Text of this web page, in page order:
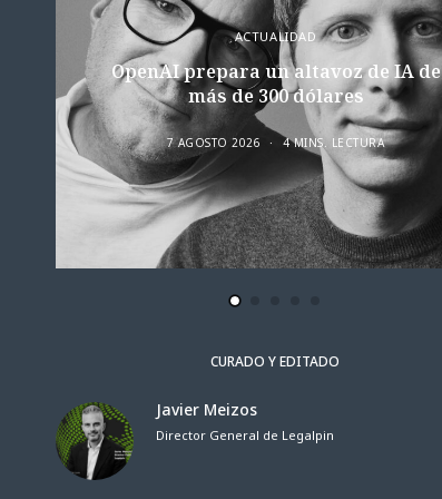
ACTUALIDAD
OpenAI prepara un altavoz de IA de
más de 300 dólares
7 AGOSTO 2026 4 MINS. LECTURA
CURADO Y EDITADO
Javier Meizos
Director General de Legalpin